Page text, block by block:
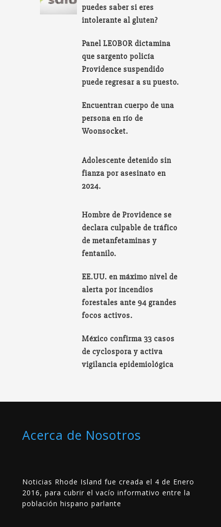
puedes saber si eres
intolerante al gluten?
Panel LEOBOR dictamina
que sargento policía
Providence suspendido
puede regresar a su puesto.
Encuentran cuerpo de una
persona en río de
Woonsocket.
Adolescente detenido sin
fianza por asesinato en
2024.
Hombre de Providence se
declara culpable de tráfico
de metanfetaminas y
fentanilo.
EE.UU. en máximo nivel de
alerta por incendios
forestales ante 94 grandes
focos activos.
México confirma 33 casos
de cyclospora y activa
vigilancia epidemiológica
Acerca de Nosotros
Noticias Rhode Island fue creada el 4 de Enero
2016, para cubrir el vacío informativo entre la
población hispano parlante